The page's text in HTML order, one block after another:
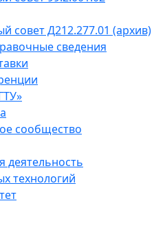
совет Д212.277.01 (архив)
сведения
сообщество
деятельность
технологий